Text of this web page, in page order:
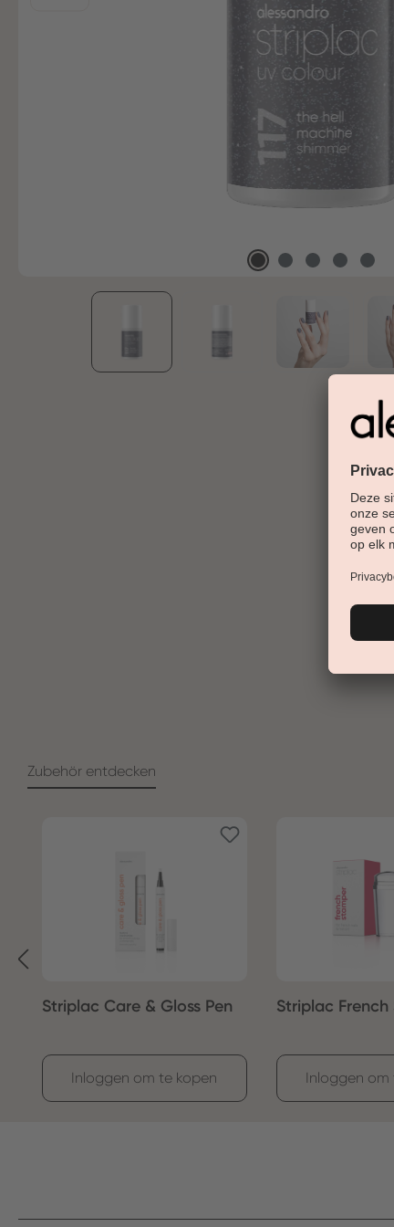
Zubehör entdecken
Striplac Care & Gloss Pen
Inloggen om te kopen
Striplac French
Inloggen om